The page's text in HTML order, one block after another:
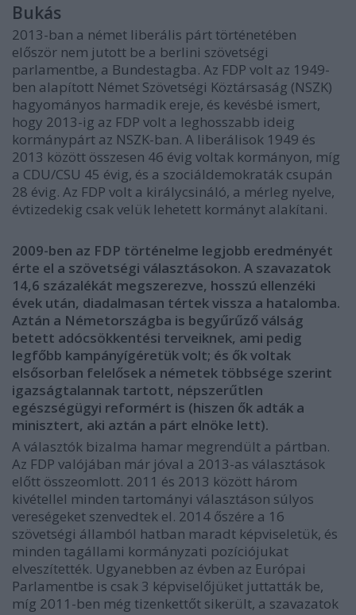
Bukás
2013-ban a német liberális párt történetében
először nem jutott be a berlini szövetségi
parlamentbe, a Bundestagba. Az FDP volt az 1949-
ben alapított Német Szövetségi Köztársaság (NSZK)
hagyományos harmadik ereje, és kevésbé ismert,
hogy 2013-ig az FDP volt a leghosszabb ideig
kormánypárt az NSZK-ban. A liberálisok 1949 és
2013 között összesen 46 évig voltak kormányon, míg
a CDU/CSU 45 évig, és a szociáldemokraták csupán
28 évig. Az FDP volt a királycsináló, a mérleg nyelve,
évtizedekig csak velük lehetett kormányt alakítani.
2009-ben az FDP történelme legjobb eredményét
érte el a szövetségi választásokon. A szavazatok
14,6 százalékát megszerezve, hosszú ellenzéki
évek után, diadalmasan tértek vissza a hatalomba.
Aztán a Németországba is begyűrűző válság
betett adócsökkentési terveiknek, ami pedig
legfőbb kampányígéretük volt; és ők voltak
elsősorban felelősek a németek többsége szerint
igazságtalannak tartott, népszerűtlen
egészségügyi reformért is (hiszen ők adták a
minisztert, aki aztán a párt elnöke lett).
A választók bizalma hamar megrendült a pártban.
Az FDP valójában már jóval a 2013-as választások
előtt összeomlott. 2011 és 2013 között három
kivétellel minden tartományi választáson súlyos
vereségeket szenvedtek el. 2014 őszére a 16
szövetségi államból hatban maradt képviseletük, és
minden tagállami kormányzati pozíciójukat
elveszítették. Ugyanebben az évben az Európai
Parlamentbe is csak 3 képviselőjüket juttatták be,
míg 2011-ben még tizenkettőt sikerült, a szavazatok